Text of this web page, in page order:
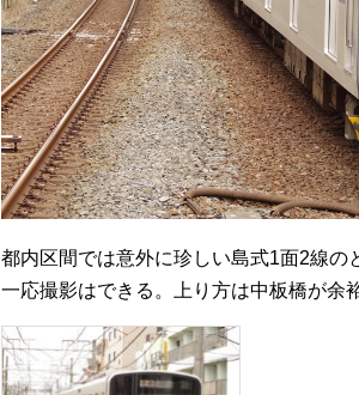
都内区間では意外に珍しい島式1面2線の
一応撮影はできる。上り方は中板橋が余